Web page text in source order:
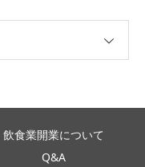
飲食業開業について
Q&A